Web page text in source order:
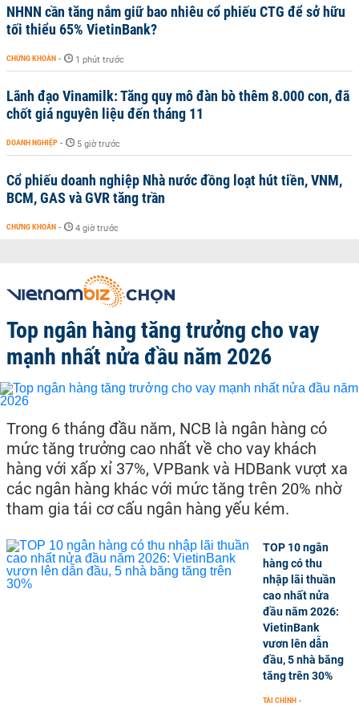
NHNN cần tăng nắm giữ bao nhiêu cổ phiếu CTG để sở hữu
tối thiểu 65% VietinBank?
CHỨNG KHOÁN - 1 phút trước
Lãnh đạo Vinamilk: Tăng quy mô đàn bò thêm 8.000 con, đã
chốt giá nguyên liệu đến tháng 11
DOANH NGHIỆP - 5 giờ trước
Cổ phiếu doanh nghiệp Nhà nước đồng loạt hút tiền, VNM,
BCM, GAS và GVR tăng trần
CHỨNG KHOÁN - 4 giờ trước
Top ngân hàng tăng trưởng cho vay
mạnh nhất nửa đầu năm 2026
Trong 6 tháng đầu năm, NCB là ngân hàng có
mức tăng trưởng cao nhất về cho vay khách
hàng với xấp xỉ 37%, VPBank và HDBank vượt xa
các ngân hàng khác với mức tăng trên 20% nhờ
tham gia tái cơ cấu ngân hàng yếu kém.
TOP 10 ngân
hàng có thu
nhập lãi thuần
cao nhất nửa
đầu năm 2026:
VietinBank
vươn lên dẫn
đầu, 5 nhà băng
tăng trên 30%
TÀI CHÍNH -